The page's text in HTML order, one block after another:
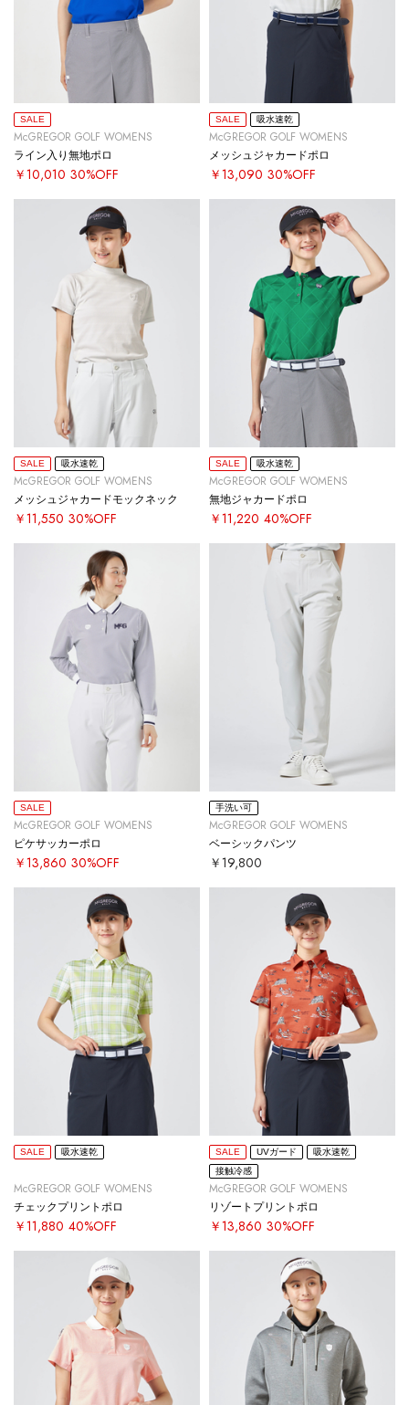
SALE
McGREGOR GOLF WOMENS
ライン入り無地ポロ
￥10,010 30%OFF
SALE 吸水速乾
McGREGOR GOLF WOMENS
メッシュジャカードポロ
￥13,090 30%OFF
SALE 吸水速乾
McGREGOR GOLF WOMENS
メッシュジャカードモックネック
￥11,550 30%OFF
SALE 吸水速乾
McGREGOR GOLF WOMENS
無地ジャカードポロ
￥11,220 40%OFF
SALE
McGREGOR GOLF WOMENS
ピケサッカーポロ
￥13,860 30%OFF
手洗い可
McGREGOR GOLF WOMENS
ベーシックパンツ
￥19,800
SALE 吸水速乾
McGREGOR GOLF WOMENS
チェックプリントポロ
￥11,880 40%OFF
SALE UVガード
吸水速乾
接触冷感
McGREGOR GOLF WOMENS
リゾートプリントポロ
￥13,860 30%OFF